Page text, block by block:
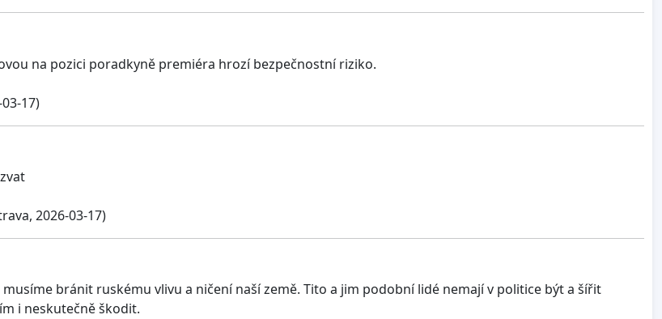
na pozici poradkyně premiéra hrozí bezpečnostní riziko.
17)
2026-03-17)
bránit ruskému vlivu a ničení naší země. Tito a jim podobní lidé nemají v politice být a šířit
i neskutečně škodit.